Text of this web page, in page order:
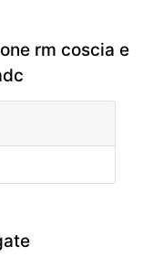
rm coscia e